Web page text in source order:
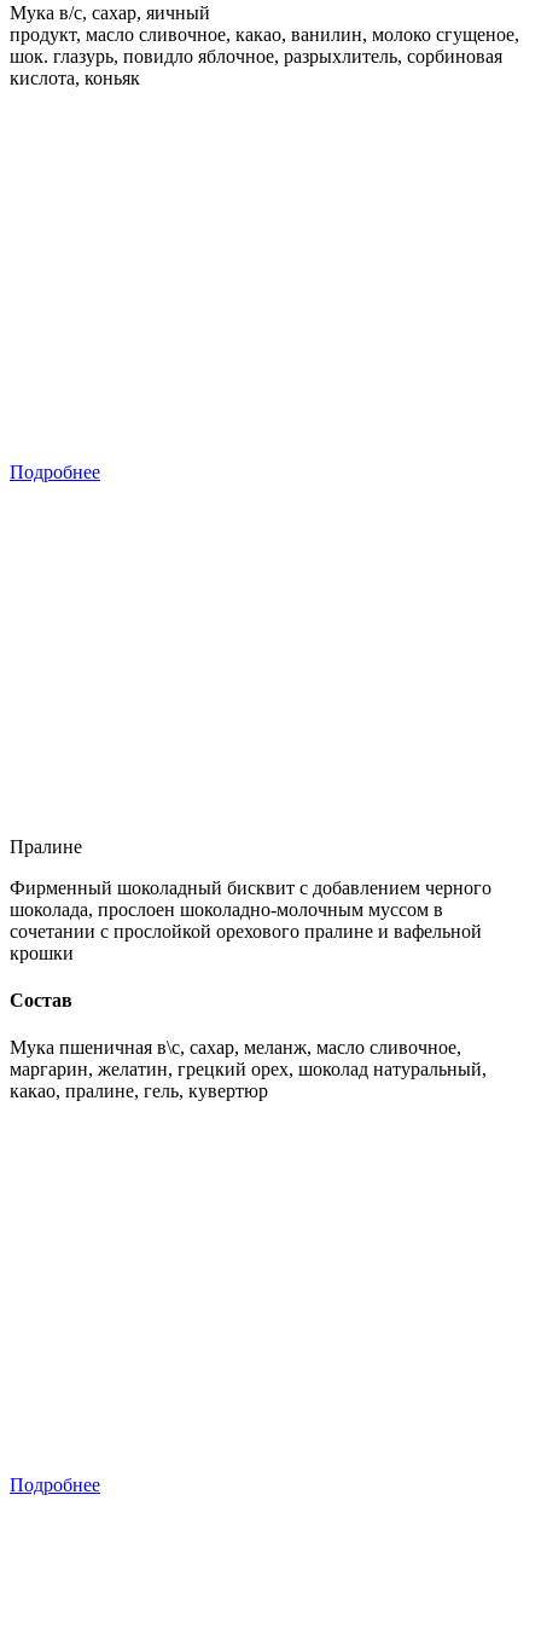
Мука в/с, сахар, яичный
продукт, масло сливочное, какао, ванилин, молоко сгущеное,
шок. глазурь, повидло яблочное, разрыхлитель, сорбиновая
кислота, коньяк
Подробнее
Пралине
Фирменный шоколадный бисквит с добавлением черного
шоколада, прослоен шоколадно-молочным муссом в
сочетании с прослойкой орехового пралине и вафельной
крошки
Состав
Мука пшеничная в\с, сахар, меланж, масло сливочное,
маргарин, желатин, грецкий орех, шоколад натуральный,
какао, пралине, гель, кувертюр
Подробнее